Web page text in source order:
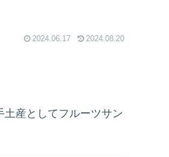
2024.06.17 2024.08.20
産としてフルーツサン